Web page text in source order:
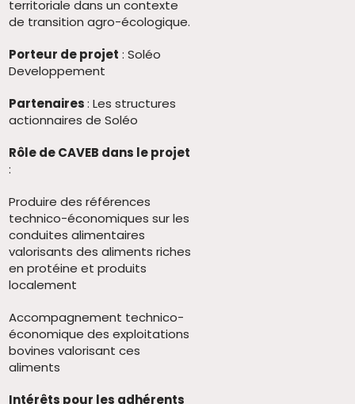
territoriale dans un contexte
de transition agro-écologique.
Porteur de projet : Soléo
Developpement
Partenaires: Les structures
actionnaires de Soléo
Rôle de CAVEB dans le projet
:
Produire des références
technico-économiques sur les
conduites alimentaires
valorisants des aliments riches
en protéine et produits
localement
Accompagnement technico-
économique des exploitations
bovines valorisant ces
aliments
Intérêts pour les adhérents